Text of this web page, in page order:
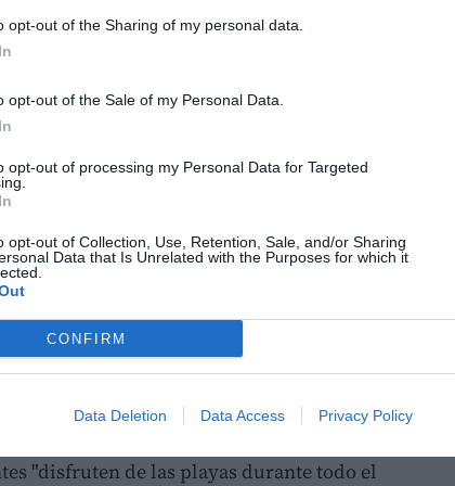
opt-out of the Sharing of my personal data.
opt-out of the Sale of my Personal Data.
opt-out of processing my Personal Data for Targeted
opt-out of Collection, Use, Retention, Sale, and/or Sharing
Data that Is Unrelated with the Purposes for which it
CONFIRM
Data Deletion Data Access Privacy Policy
noche a las
al aire libre durante los meses de julio y
turística
y las 20:30 horas, se desarrollarántalleres
relacionados con la promoción
de su patrimonio natural y cultural.
se instalaránpuntos de información
oferta de los municipios costeros como la
Turismo y Deportes,
"disfruten de las playas durante todo el